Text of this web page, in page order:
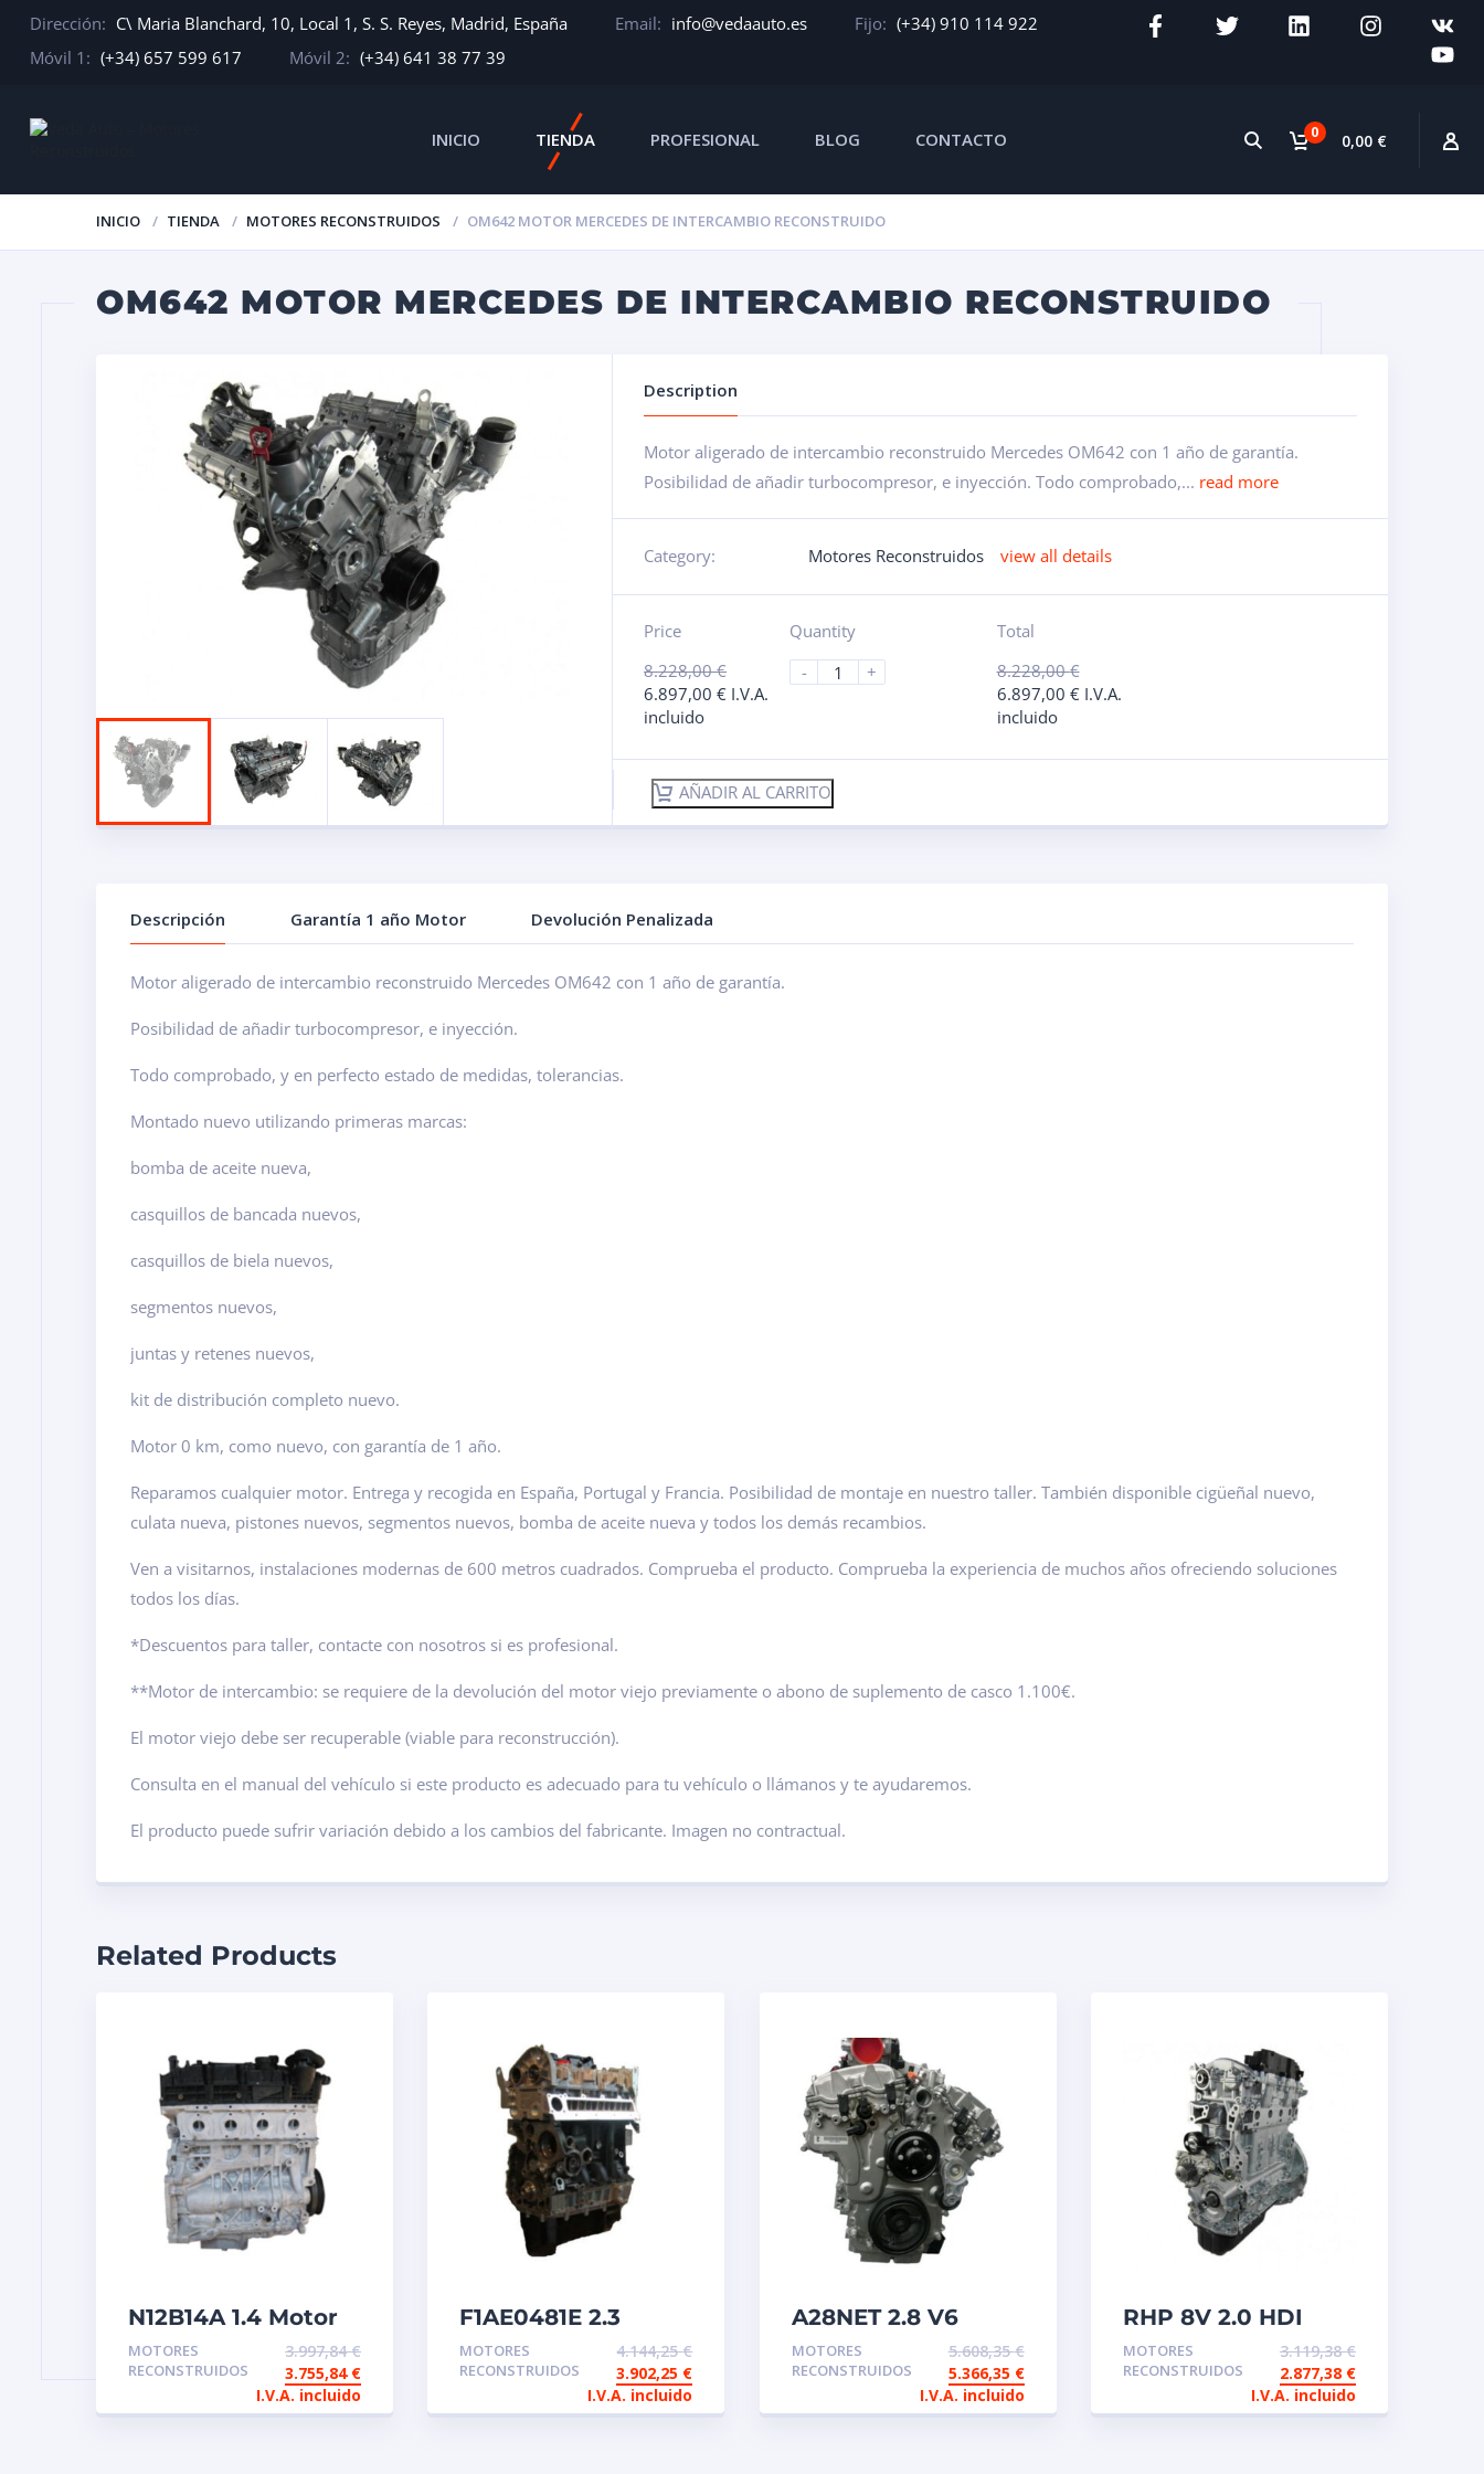
Dirección: C\ Maria Blanchard, 10, Local 1, S. S. Reyes, Madrid, España Email: info@vedaauto.es Fijo: (+34) 910 114 922
Móvil 1: (+34) 657 599 617 Móvil 2: (+34) 641 38 77 39
0 0,00 €
INICIO TIENDA PROFESIONAL BLOG CONTACTO
INICIO TIENDA MOTORES RECONSTRUIDOS OM642 MOTOR MERCEDES DE INTERCAMBIO RECONSTRUIDO
OM642 MOTOR MERCEDES DE INTERCAMBIO RECONSTRUIDO
Description
Motor aligerado de intercambio reconstruido Mercedes OM642 con 1 año de garantía.
Posibilidad de añadir turbocompresor, e inyección. Todo comprobado,... read more
Category: Motores Reconstruidos view all details
Price
8.228,00€
6.897,00€ I.V.A.
incluido
Quantity
-
+
Total
8.228,00€
6.897,00 € I.V.A.
incluido
AÑADIR AL CARRITO
Descripción Garantía 1 año Motor Devolución Penalizada
Motor aligerado de intercambio reconstruido Mercedes OM642 con 1 año de garantía.
Posibilidad de añadir turbocompresor, e inyección.
Todo comprobado, y en perfecto estado de medidas, tolerancias.
Montado nuevo utilizando primeras marcas:
bomba de aceite nueva,
casquillos de bancada nuevos,
casquillos de biela nuevos,
segmentos nuevos,
juntas y retenes nuevos,
kit de distribución completo nuevo.
Motor 0 km, como nuevo, con garantía de 1 año.
Reparamos cualquier motor. Entrega y recogida en España, Portugal y Francia. Posibilidad de montaje en nuestro taller. También disponible cigüeñal nuevo,
culata nueva, pistones nuevos, segmentos nuevos, bomba de aceite nueva y todos los demás recambios.
Ven a visitarnos, instalaciones modernas de 600 metros cuadrados. Comprueba el producto. Comprueba la experiencia de muchos años ofreciendo soluciones
todos los días.
*Descuentos para taller, contacte con nosotros si es profesional.
**Motor de intercambio: se requiere de la devolución del motor viejo previamente o abono de suplemento de casco 1.100€.
El motor viejo debe ser recuperable (viable para reconstrucción).
Consulta en el manual del vehículo si este producto es adecuado para tu vehículo o llámanos y te ayudaremos.
El producto puede sufrir variación debido a los cambios del fabricante. Imagen no contractual.
Related Products
N12B14A 1.4 Motor
reconstruido de
intercambio
MOTORES
RECONSTRUIDOS
3.997,84€
3.755,84 €
I.V.A. incluido
F1AE0481E 2.3
Motor de
intercambio
reconstruido IVECO
MOTORES
RECONSTRUIDOS
4.144,25€
3.902,25 €
I.V.A. incluido
A28NET 2.8 V6
Motor de
intercambio
MOTORES
RECONSTRUIDOS
5.608,35€
5.366,35 €
I.V.A. incluido
RHP 8V 2.0 HDI
Motor de
intercambio
reconstruido
MOTORES
RECONSTRUIDOS
3.119,38€
2.877,38 €
I.V.A. incluido